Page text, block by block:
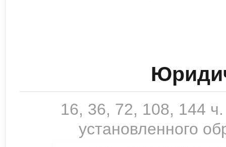
16, 36, 72, 108, 144
установленного